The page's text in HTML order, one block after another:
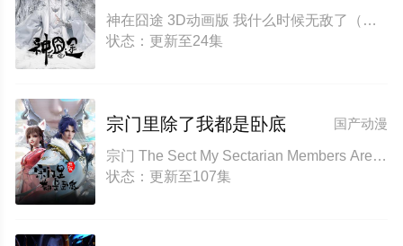
神在囧途 3D动画版 我什么时候无敌了（小说名） Eat Around the Mortal World Eat For Leveling up
状态：更新至24集
国产动漫
宗门里除了我都是卧底
宗门 The Sect My Sectarian Members Are Spies
状态：更新至107集